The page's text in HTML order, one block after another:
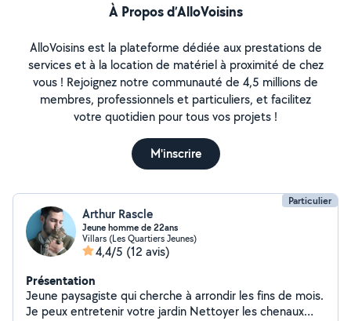
À Propos d’AlloVoisins
AlloVoisins est la plateforme dédiée aux prestations de
services et à la location de matériel à proximité de chez
vous ! Rejoignez notre communauté de 4,5 millions de
membres, professionnels et particuliers, et facilitez
votre quotidien pour tous vos projets !
M'inscrire
Particulier
Arthur Rascle
Jeune homme de 22ans
Villars (Les Quartiers Jeunes)
4,4/5 (12 avis)
Présentation
Jeune paysagiste qui cherche à arrondir les fins de mois.
Je peux entretenir votre jardin Nettoyer les chenaux